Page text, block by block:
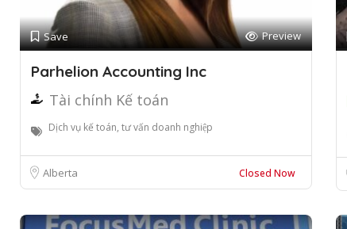
Save Preview
Parhelion Accounting Inc
Tài chính Kế toán
Dịch vụ kế toán, tư vấn doanh nghiệp
Alberta Closed Now